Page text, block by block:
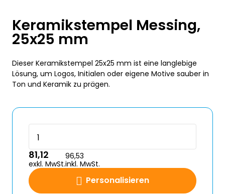
Keramikstempel Messing,
25x25 mm
Dieser Keramikstempel 25x25 mm ist eine langlebige
Lösung, um Logos, Initialen oder eigene Motive sauber in
Ton und Keramik zu prägen.
Personalisieren
81,12
exkl. MwSt.
96,53
inkl. MwSt.